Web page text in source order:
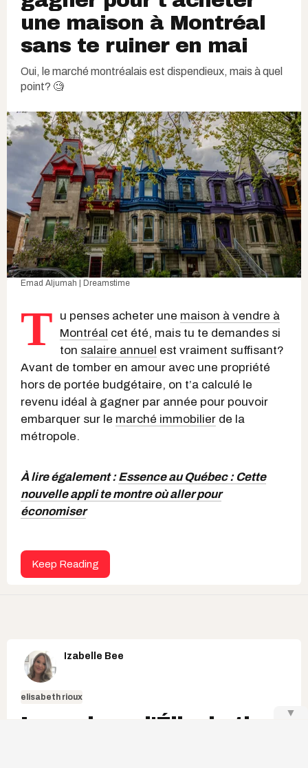
une maison à Montréal
sans te ruiner en mai
Oui, le marché montréalais est dispendieux, mais à quel
point? 🧐
Emad Aljumah | Dreamstime
T u penses acheter une maison à vendre à
Montréal cet été, mais tu te demandes si
ton salaire annuel est vraiment suffisant?
Avant de tomber en amour avec une propriété
hors de portée budgétaire, on t’a calculé le
revenu idéal à gagner par année pour pouvoir
embarquer sur le marché immobilier de la
métropole.
À lire également :Essence au Québec : Cette
nouvelle appli te montre où aller pour
économiser
Keep Reading
Izabelle Bee
elisabeth rioux
La maison d'Élisabeth
▼